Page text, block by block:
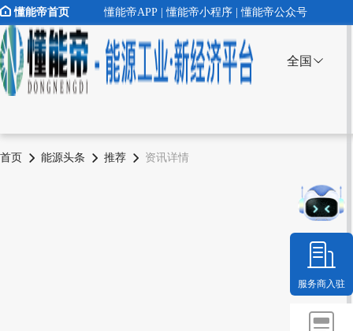
懂能帝首页 懂能帝APP | 懂能帝小程序 | 懂能帝公众号
全国
首页 能源头条 推荐 资讯详情
服务商入驻